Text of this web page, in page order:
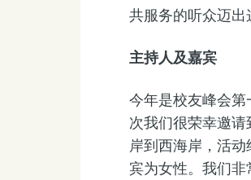
共服务的听众迈出
主持人及嘉宾
今年是校友峰会第
次我们很荣幸邀
岸到西海岸，活
宾为女性。我们